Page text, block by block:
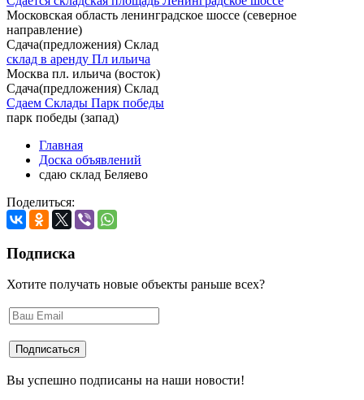
Московская область ленинградское шоссе (северное
направление)
Сдача(предложения) Склад
склад в аренду Пл ильича
Москва пл. ильича (восток)
Сдача(предложения) Склад
Сдаем Склады Парк победы
парк победы (запад)
Главная
Доска объявлений
сдаю склад Беляево
Поделиться:
Подписка
Хотите получать новые объекты раньше всех?
Вы успешно подписаны на наши новости!